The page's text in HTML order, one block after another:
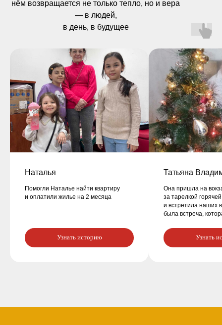
нём возвращается не только тепло, но и вера
— в людей,
в день, в будущее
Наталья
Помогли Наталье найти квартиру
и оплатили жилье на 2 месяца
Узнать историю
Татьяна
Она пришла на
за тарелкой
и встретила наших
была встреча,
Узнать